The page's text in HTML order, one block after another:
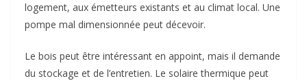
logement, aux émetteurs existants et au climat local. Une
pompe mal dimensionnée peut décevoir.
Le bois peut être intéressant en appoint, mais il demande
du stockage et de l’entretien. Le solaire thermique peut